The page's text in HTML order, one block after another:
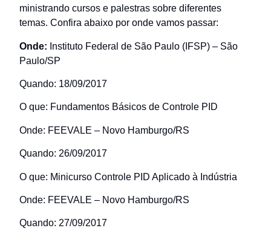
ministrando cursos e palestras sobre diferentes
temas. Confira abaixo por onde vamos passar:
Onde: Instituto Federal de São Paulo (IFSP) – São
Paulo/SP
Quando: 18/09/2017
O que: Fundamentos Básicos de Controle PID
Onde: FEEVALE – Novo Hamburgo/RS
Quando: 26/09/2017
O que: Minicurso Controle PID Aplicado à Indústria
Onde: FEEVALE – Novo Hamburgo/RS
Quando: 27/09/2017